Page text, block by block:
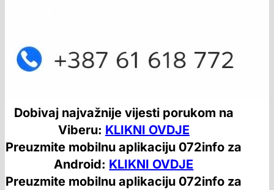
Dobivaj najvažnije vijesti porukom na
Viberu: KLIKNI OVDJE
Preuzmite mobilnu aplikaciju 072info za
Android: KLIKNI OVDJE
Preuzmite mobilnu aplikaciju 072info za